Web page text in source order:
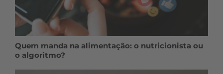
Quem manda na alimentação: o nutricionista ou
o algoritmo?